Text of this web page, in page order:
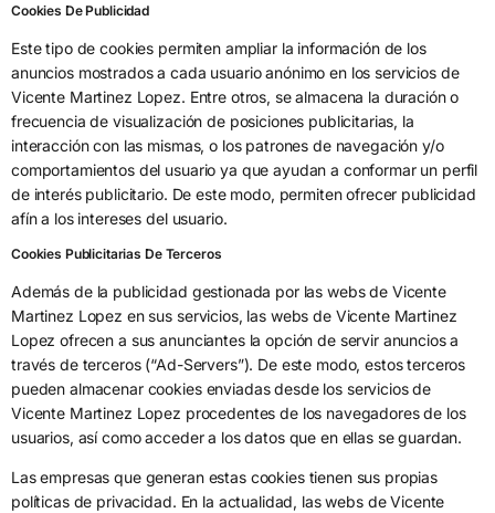
Cookies De Publicidad
Este tipo de cookies permiten ampliar la información de los
anuncios mostrados a cada usuario anónimo en los servicios de
Vicente Martinez Lopez. Entre otros, se almacena la duración o
frecuencia de visualización de posiciones publicitarias, la
interacción con las mismas, o los patrones de navegación y/o
comportamientos del usuario ya que ayudan a conformar un perfil
de interés publicitario. De este modo, permiten ofrecer publicidad
afín a los intereses del usuario.
Cookies Publicitarias De Terceros
Además de la publicidad gestionada por las webs de Vicente
Martinez Lopez en sus servicios, las webs de Vicente Martinez
Lopez ofrecen a sus anunciantes la opción de servir anuncios a
través de terceros (“Ad-Servers”). De este modo, estos terceros
pueden almacenar cookies enviadas desde los servicios de
Vicente Martinez Lopez procedentes de los navegadores de los
usuarios, así como acceder a los datos que en ellas se guardan.
Las empresas que generan estas cookies tienen sus propias
políticas de privacidad. En la actualidad, las webs de Vicente